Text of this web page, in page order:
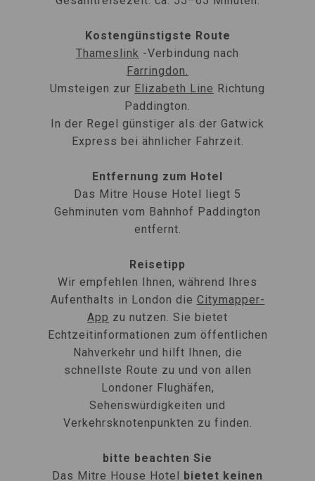
Kostengünstigste Route
Thameslink -Verbindung nach
Farringdon.
Umsteigen zur Elizabeth Line Richtung
Paddington.
In der Regel günstiger als der Gatwick
Express bei ähnlicher Fahrzeit.
Entfernung zum Hotel
Das Mitre House Hotel liegt 5
Gehminuten vom Bahnhof Paddington
entfernt.
Reisetipp
Wir empfehlen Ihnen, während Ihres
Aufenthalts in London die Citymapper-
App zu nutzen. Sie bietet
Echtzeitinformationen zum öffentlichen
Nahverkehr und hilft Ihnen, die
schnellste Route zu und von allen
Londoner Flughäfen,
Sehenswürdigkeiten und
Verkehrsknotenpunkten zu finden.
bitte beachten Sie
Das Mitre House Hotel bietet keinen